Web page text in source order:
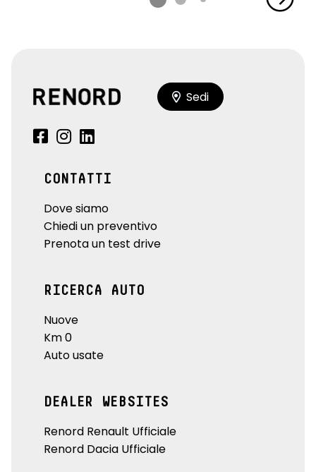
Sedi
CONTATTI
Dove siamo
Chiedi un preventivo
Prenota un test drive
RICERCA AUTO
Nuove
Km 0
Auto usate
DEALER WEBSITES
Renord Renault Ufficiale
Renord Dacia Ufficiale